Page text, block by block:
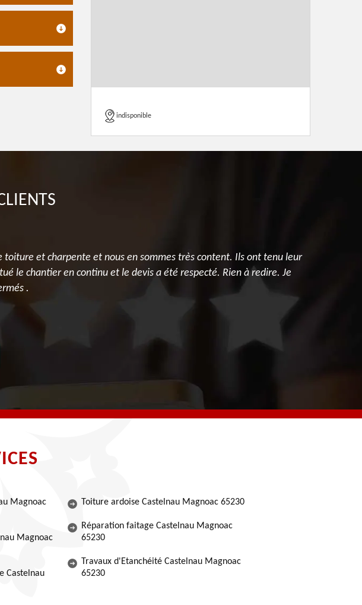
indisponible
et charpente et nous en sommes très content. Ils ont tenu leur
le chantier en continu et le devis a été respecté. Rien à redire. Je
.
Magnoac
Magnoac
Castelnau
Toiture ardoise Castelnau Magnoac 65230
Réparation faitage Castelnau Magnoac
65230
Travaux d'Etanchéité Castelnau Magnoac
65230